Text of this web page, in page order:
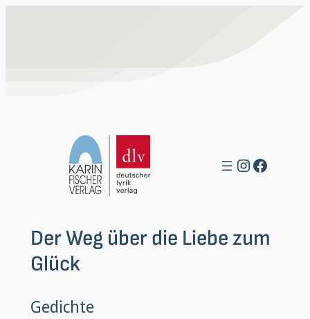
Der Weg über die Liebe zum
Glück
Gedichte